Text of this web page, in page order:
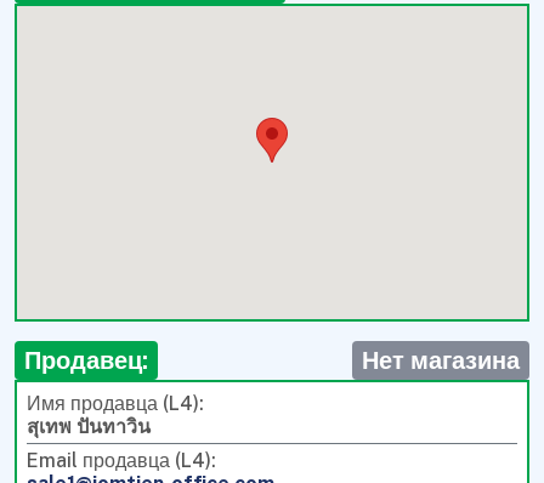
Продавец: Нет магазина
Имя продавца (L4):
สุเทพ ปันทาวิน
Email продавца (L4):